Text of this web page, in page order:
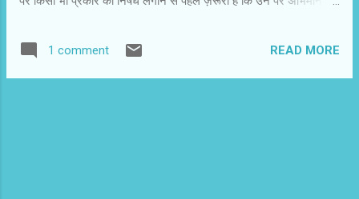
भी मिलेंगे.बातचीत के दरम्यान थोडा बेतक़ल्लुफ़ होने पर इनका अभिमान जाग
पड़ता है. अहम् सिर उठता है.लगभग सारे ही सितारे
आत्मरति,आत्ममोह,आत्ममुग्धता और अंहकार के शिकार हैं.शाहरुख़ खान की
1 comment READ MORE